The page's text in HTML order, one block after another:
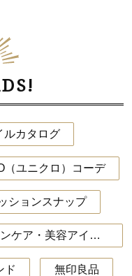
ルカタログ
（ユニクロ）コーデ
ションスナップ
40代におすすめの化粧品・スキンケア・美容アイテム
ド 無印良品